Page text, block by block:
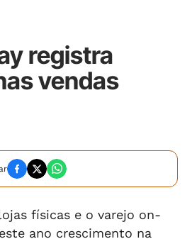
registra
vendas
físicas e o varejo on-
ano crescimento na